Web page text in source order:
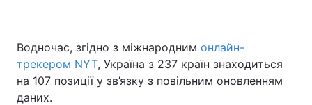
Водночас, згідно з міжнародним онлайн-
трекером NYT, Україна з 237 країн знаходиться
на 107 позиції у зв’язку з повільним оновленням
даних.